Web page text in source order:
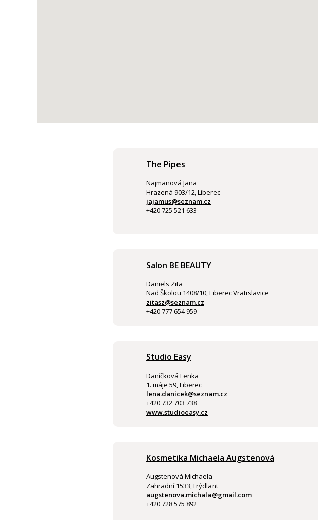
The Pipes
Najmanová Jana
Hrazená 903/12, Liberec
jajamus@seznam.cz
+420 725 521 633
Salon BE BEAUTY
Daniels Zita
Nad Školou 1408/10, Liberec Vratislavice
zitasz@seznam.cz
+420 777 654 959
Studio Easy
Daníčková Lenka
1. máje 59, Liberec
lena.danicek@seznam.cz
+420 732 703 738
www.studioeasy.cz
Kosmetika Michaela Augstenová
Augstenová Michaela
Zahradní 1533, Frýdlant
augstenova.michala@gmail.com
+420 728 575 892